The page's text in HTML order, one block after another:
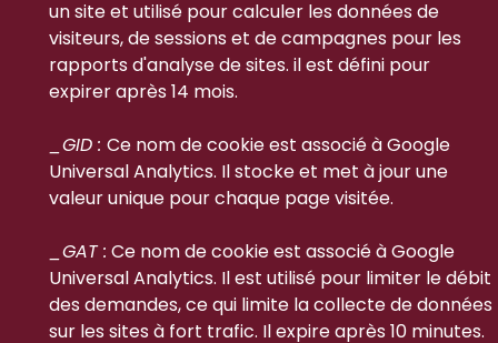
un site et utilisé pour calculer les données de
visiteurs, de sessions et de campagnes pour les
rapports d'analyse de sites. il est défini pour
expirer après 14 mois.
_GID : Ce nom de cookie est associé à Google
Universal Analytics. Il stocke et met à jour une
valeur unique pour chaque page visitée.
_GAT : Ce nom de cookie est associé à Google
Universal Analytics. Il est utilisé pour limiter le débit
des demandes, ce qui limite la collecte de données
sur les sites à fort trafic. Il expire après 10 minutes.